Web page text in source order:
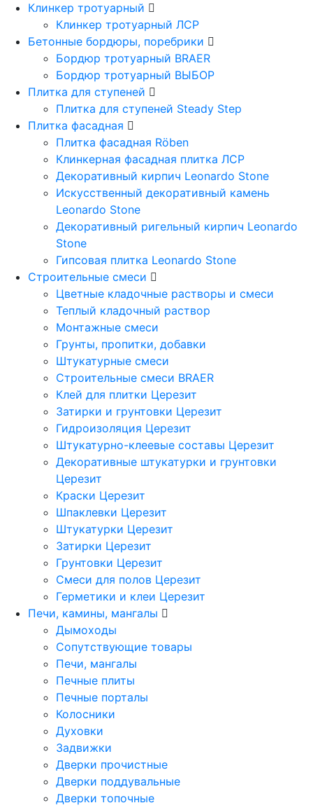
Клинкер тротуарный
Клинкер тротуарный ЛСР
Бетонные бордюры, поребрики
Бордюр тротуарный BRAER
Бордюр тротуарный ВЫБОР
Плитка для ступеней
Плитка для ступеней Steady Step
Плитка фасадная
Плитка фасадная Röben
Клинкерная фасадная плитка ЛСР
Декоративный кирпич Leonardo Stone
Искусственный декоративный камень
Leonardo Stone
Декоративный ригельный кирпич Leonardo
Stone
Гипсовая плитка Leonardo Stone
Строительные смеси
Цветные кладочные растворы и смеси
Теплый кладочный раствор
Монтажные смеси
Грунты, пропитки, добавки
Штукатурные смеси
Строительные смеси BRAER
Клей для плитки Церезит
Затирки и грунтовки Церезит
Гидроизоляция Церезит
Штукатурно-клеевые составы Церезит
Декоративные штукатурки и грунтовки
Церезит
Краски Церезит
Шпаклевки Церезит
Штукатурки Церезит
Затирки Церезит
Грунтовки Церезит
Смеси для полов Церезит
Герметики и клеи Церезит
Печи, камины, мангалы
Дымоходы
Сопутствующие товары
Печи, мангалы
Печные плиты
Печные порталы
Колосники
Духовки
Задвижки
Дверки прочистные
Дверки поддувальные
Дверки топочные